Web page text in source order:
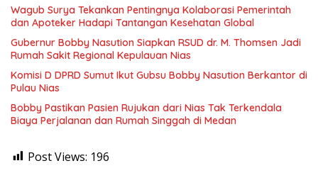
Wagub Surya Tekankan Pentingnya Kolaborasi Pemerintah
dan Apoteker Hadapi Tantangan Kesehatan Global
Gubernur Bobby Nasution Siapkan RSUD dr. M. Thomsen Jadi
Rumah Sakit Regional Kepulauan Nias
Komisi D DPRD Sumut Ikut Gubsu Bobby Nasution Berkantor di
Pulau Nias
Bobby Pastikan Pasien Rujukan dari Nias Tak Terkendala
Biaya Perjalanan dan Rumah Singgah di Medan
Post Views: 196